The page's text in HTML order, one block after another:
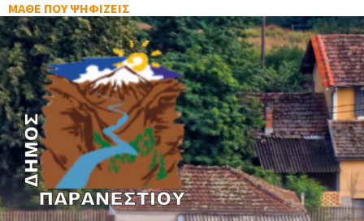
ΜΑΘΕ ΠΟΥ ΨΗΦΙΖΕΙΣ